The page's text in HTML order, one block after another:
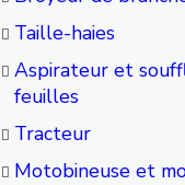
Taille-haies
Aspirateur et
feuilles
Tracteur
Motobineuse et